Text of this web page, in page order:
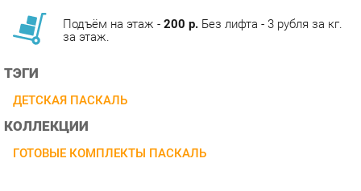
ТЭГИ
ГОТОВЫЕ КОМПЛЕКТЫ ПАСКАЛЬ
ОПИСАНИЕ